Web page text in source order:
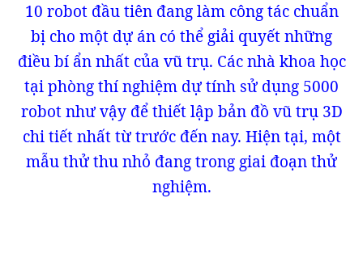
10 robot đầu tiên đang làm công tác chuẩn
bị cho một dự án có thể giải quyết những
điều bí ẩn nhất của vũ trụ. Các nhà khoa học
tại phòng thí nghiệm dự tính sử dụng 5000
robot như vậy để thiết lập bản đồ vũ trụ 3D
chi tiết nhất từ trước đến nay. Hiện tại, một
mẫu thử thu nhỏ đang trong giai đoạn thử
nghiệm.